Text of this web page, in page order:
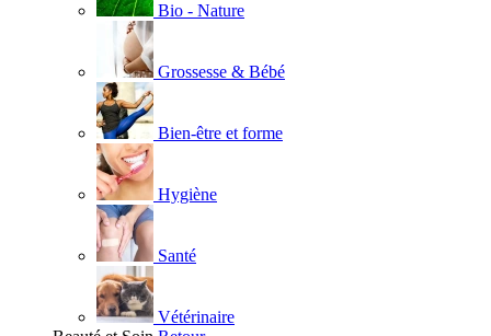
Bio - Nature
Grossesse & Bébé
Bien-être et forme
Hygiène
Santé
Vétérinaire